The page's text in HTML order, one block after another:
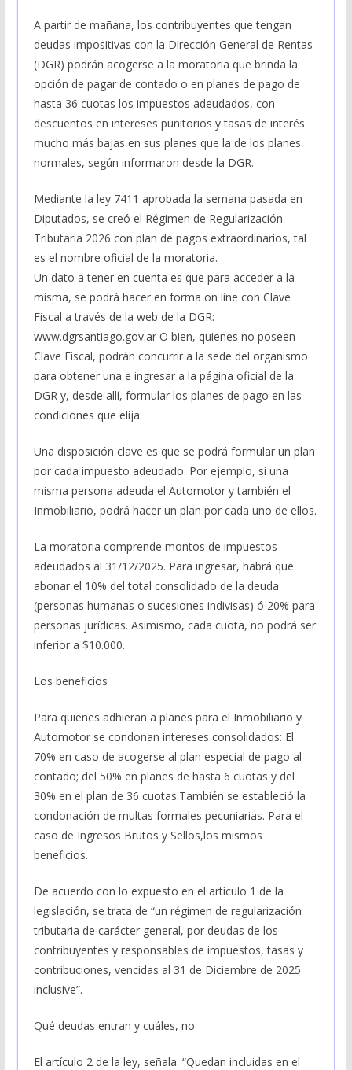
A partir de mañana, los contribuyentes que tengan
deudas impositivas con la Dirección General de Rentas
(DGR) podrán acogerse a la moratoria que brinda la
opción de pagar de contado o en planes de pago de
hasta 36 cuotas los impuestos adeudados, con
descuentos en intereses punitorios y tasas de interés
mucho más bajas en sus planes que la de los planes
normales, según informaron desde la DGR.
Mediante la ley 7411 aprobada la semana pasada en
Diputados, se creó el Régimen de Regularización
Tributaria 2026 con plan de pagos extraordinarios, tal
es el nombre oficial de la moratoria.
Un dato a tener en cuenta es que para acceder a la
misma, se podrá hacer en forma on line con Clave
Fiscal a través de la web de la DGR:
www.dgrsantiago.gov.ar O bien, quienes no poseen
Clave Fiscal, podrán concurrir a la sede del organismo
para obtener una e ingresar a la página oficial de la
DGR y, desde allí, formular los planes de pago en las
condiciones que elija.
Una disposición clave es que se podrá formular un plan
por cada impuesto adeudado. Por ejemplo, si una
misma persona adeuda el Automotor y también el
Inmobiliario, podrá hacer un plan por cada uno de ellos.
La moratoria comprende montos de impuestos
adeudados al 31/12/2025. Para ingresar, habrá que
abonar el 10% del total consolidado de la deuda
(personas humanas o sucesiones indivisas) ó 20% para
personas jurídicas. Asimismo, cada cuota, no podrá ser
inferior a $10.000.
Los beneficios
Para quienes adhieran a planes para el Inmobiliario y
Automotor se condonan intereses consolidados: El
70% en caso de acogerse al plan especial de pago al
contado; del 50% en planes de hasta 6 cuotas y del
30% en el plan de 36 cuotas.También se estableció la
condonación de multas formales pecuniarias. Para el
caso de Ingresos Brutos y Sellos,los mismos
beneficios.
De acuerdo con lo expuesto en el artículo 1 de la
legislación, se trata de “un régimen de regularización
tributaria de carácter general, por deudas de los
contribuyentes y responsables de impuestos, tasas y
contribuciones, vencidas al 31 de Diciembre de 2025
inclusive”.
Qué deudas entran y cuáles, no
El artículo 2 de la ley, señala: “Quedan incluidas en el